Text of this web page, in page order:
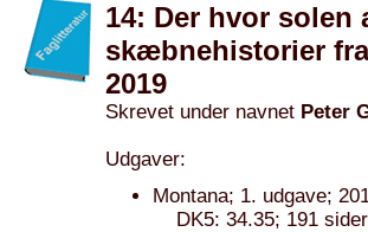
14: Der hvor solen
skæbnehistorier
2019
Skrevet under navnet Peter
Udgaver:
Montana; 1. udgave;
DK5: 34.35; 191